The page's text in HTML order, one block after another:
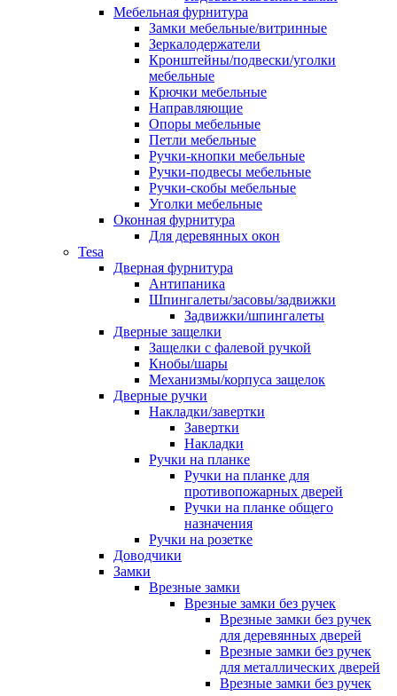
Мебельная фурнитура
Замки мебельные/витринные
Зеркалодержатели
Кронштейны/подвески/уголки
мебельные
Крючки мебельные
Направляющие
Опоры мебельные
Петли мебельные
Ручки-кнопки мебельные
Ручки-подвесы мебельные
Ручки-скобы мебельные
Уголки мебельные
Оконная фурнитура
Для деревянных окон
Tesa
Дверная фурнитура
Антипаника
Шпингалеты/засовы/задвижки
Задвижки/шпингалеты
Дверные защелки
Защелки с фалевой ручкой
Кнобы/шары
Механизмы/корпуса защелок
Дверные ручки
Накладки/завертки
Завертки
Накладки
Ручки на планке
Ручки на планке для
противопожарных дверей
Ручки на планке общего
назначения
Ручки на розетке
Доводчики
Замки
Врезные замки
Врезные замки без ручек
Врезные замки без ручек
для деревянных дверей
Врезные замки без ручек
для металлических дверей
Врезные замки без ручек